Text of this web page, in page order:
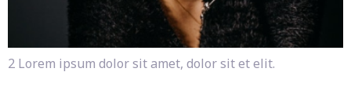
2 Lorem ipsum dolor sit amet, dolor sit et elit.